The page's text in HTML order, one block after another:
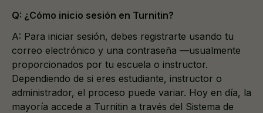
Q: ¿Cómo inicio sesión en Turnitin?
A: Para iniciar sesión, debes registrarte usando tu
correo electrónico y una contraseña —usualmente
proporcionados por tu escuela o instructor.
Dependiendo de si eres estudiante, instructor o
administrador, el proceso puede variar. Hoy en día, la
mayoría accede a Turnitin a través del Sistema de